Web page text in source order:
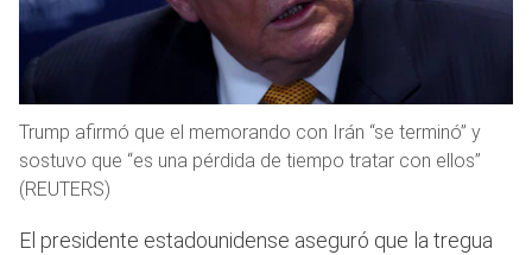
Trump afirmó que el memorando con Irán “se terminó” y
sostuvo que “es una pérdida de tiempo tratar con ellos”
(REUTERS)
El presidente estadounidense aseguró que la tregua